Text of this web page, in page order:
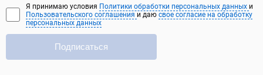
Подписаться
Я принимаю условия Политики обработки персональных данных и
Пользовательского соглашения и даю свое согласие на обработку
персональных данных